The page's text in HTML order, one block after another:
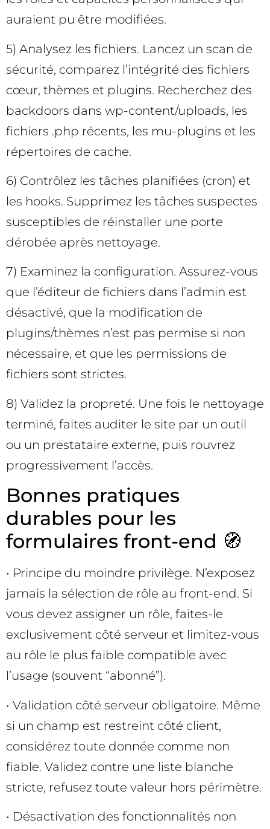
auraient pu être modifiées.
5) Analysez les fichiers. Lancez un scan de
sécurité, comparez l’intégrité des fichiers
cœur, thèmes et plugins. Recherchez des
backdoors dans wp-content/uploads, les
fichiers .php récents, les mu-plugins et les
répertoires de cache.
6) Contrôlez les tâches planifiées (cron) et
les hooks. Supprimez les tâches suspectes
susceptibles de réinstaller une porte
dérobée après nettoyage.
7) Examinez la configuration. Assurez-vous
que l’éditeur de fichiers dans l’admin est
désactivé, que la modification de
plugins/thèmes n’est pas permise si non
nécessaire, et que les permissions de
fichiers sont strictes.
8) Validez la propreté. Une fois le nettoyage
terminé, faites auditer le site par un outil
ou un prestataire externe, puis rouvrez
progressivement l’accès.
Bonnes pratiques
durables pour les
formulaires front-end 🧭
• Principe du moindre privilège. N’exposez
jamais la sélection de rôle au front-end. Si
vous devez assigner un rôle, faites-le
exclusivement côté serveur et limitez-vous
au rôle le plus faible compatible avec
l’usage (souvent “abonné”).
• Validation côté serveur obligatoire. Même
si un champ est restreint côté client,
considérez toute donnée comme non
fiable. Validez contre une liste blanche
stricte, refusez toute valeur hors périmètre.
• Désactivation des fonctionnalités non